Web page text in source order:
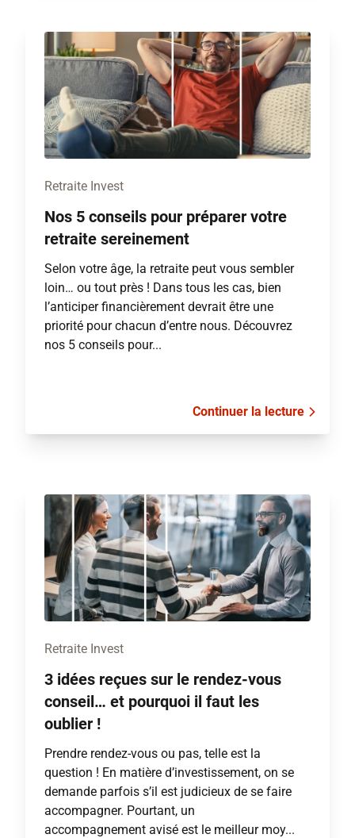
Retraite Invest
Nos 5 conseils pour préparer votre
retraite sereinement
Selon votre âge, la retraite peut vous sembler
loin… ou tout près ! Dans tous les cas, bien
l’anticiper financièrement devrait être une
priorité pour chacun d’entre nous. Découvrez
nos 5 conseils pour...
Continuer la lecture
Retraite Invest
3 idées reçues sur le rendez-vous
conseil… et pourquoi il faut les
oublier !
Prendre rendez-vous ou pas, telle est la
question ! En matière d’investissement, on se
demande parfois s’il est judicieux de se faire
accompagner. Pourtant, un
accompagnement avisé est le meilleur moy...